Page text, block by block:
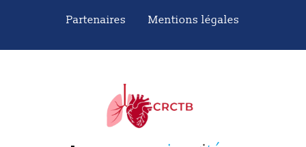
Partenaires
Mentions légales